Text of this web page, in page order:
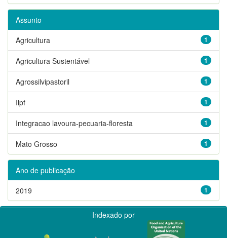
Assunto
1
Agricultura
1
Agricultura Sustentável
1
Agrossilvipastoril
1
Ilpf
1
Integracao lavoura-pecuaria-floresta
1
Mato Grosso
Ano de publicação
1
2019
Indexado por